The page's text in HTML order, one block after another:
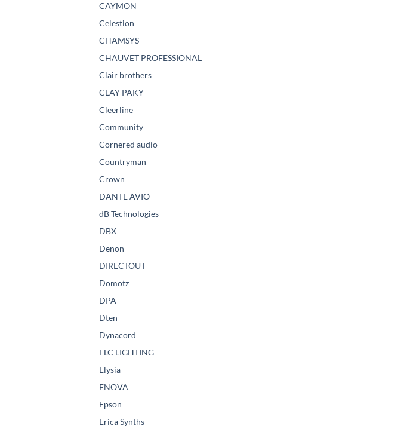
CAYMON
Celestion
CHAMSYS
CHAUVET PROFESSIONAL
Clair brothers
CLAY PAKY
Cleerline
Community
Cornered audio
Countryman
Crown
DANTE AVIO
dB Technologies
DBX
Denon
DIRECTOUT
Domotz
DPA
Dten
Dynacord
ELC LIGHTING
Elysia
ENOVA
Epson
Erica Synths